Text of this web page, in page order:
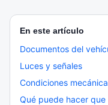
En este artículo
Documentos del
Luces y señales
Condiciones
Qué puede hacer